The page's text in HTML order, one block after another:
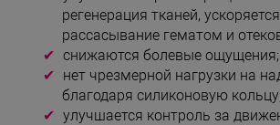
регенерация тканей, ускоряется
рассасывание гематом и
снижаются болевые ощущения;
нет чрезмерной нагрузки на
благодаря силиконовую кольцу;
улучшается контроль за